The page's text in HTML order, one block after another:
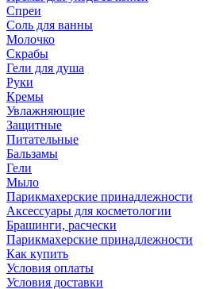
Спреи
Соль для ванны
Молочко
Скрабы
Гели для душа
Руки
Кремы
Увлажняющие
Защитные
Питательные
Бальзамы
Гели
Мыло
Парикмахерские принадлежности
Аксессуары для косметологии
Брашинги, расчески
Парикмахерские принадлежности
Как купить
Условия оплаты
Условия доставки